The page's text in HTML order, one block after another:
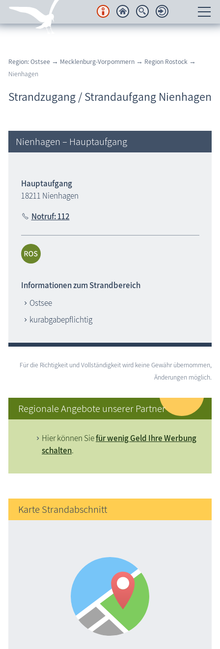
Regionales
Urlaubsorte
Freizeit
Veranstaltungen
Blog
Region: Ostsee → Mecklenburg-Vorpommern → Region Rostock →
Nienhagen
Strandzugang / Strandaufgang Nienhagen
Nienhagen – Hauptaufgang
Hauptaufgang
18211 Nienhagen
Notruf: 112
Informationen zum Strandbereich
Ostsee
kurabgabepflichtig
Für die Richtigkeit und Vollständigkeit wird keine Gewähr übernommen,
Änderungen möglich.
Regionale Angebote unserer Partner
Hier können Siefür wenig Geld Ihre Werbung
schalten.
Karte Strandabschnitt